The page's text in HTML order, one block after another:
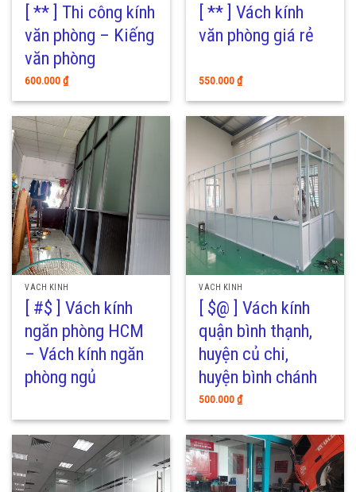
[ ** ] Thi công kính
văn phòng – Kiếng
văn phòng
600.000₫
[ ** ] Vách kính
văn phòng giá rẻ
550.000₫
VÁCH KÍNH
[ #$ ] Vách kính
ngăn phòng HCM
– Vách kính ngăn
phòng ngủ
VÁCH KÍNH
[ $@ ] Vách kính
quận bình thạnh,
huyện củ chi,
huyện bình chánh
500.000₫